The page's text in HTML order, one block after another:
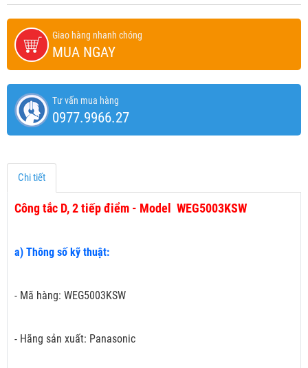
Giao hàng nhanh chóng
MUA NGAY
Tư vấn mua hàng
0977.9966.27
Chi tiết
Công tắc D, 2 tiếp điểm - Model WEG5003KSW
a) Thông số kỹ thuật:
- Mã hàng: WEG5003KSW
- Hãng sản xuất: Panasonic